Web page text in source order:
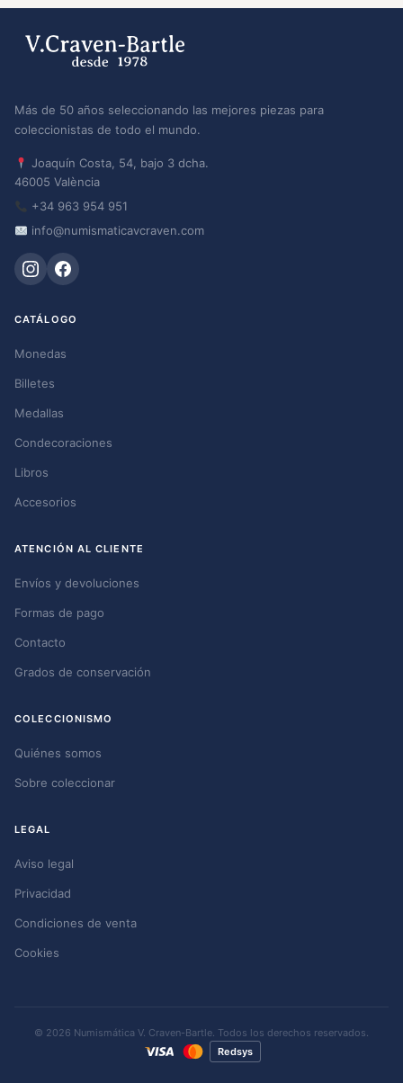
Más de 50 años seleccionando las mejores piezas para
coleccionistas de todo el mundo.
Joaquín Costa, 54, bajo 3 dcha.
46005 València
+34 963 954 951
info@numismaticavcraven.com
CATÁLOGO
Monedas
Billetes
Medallas
Condecoraciones
Libros
Accesorios
ATENCIÓN AL CLIENTE
Envíos y devoluciones
Formas de pago
Contacto
Grados de conservación
COLECCIONISMO
Quiénes somos
Sobre coleccionar
LEGAL
Aviso legal
Privacidad
Condiciones de venta
Cookies
© 2026 Numismática V. Craven-Bartle. Todos los derechos reservados.
Redsys